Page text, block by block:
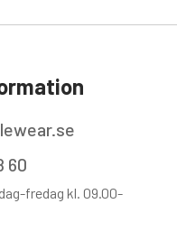
60
fredag kl. 09.00-